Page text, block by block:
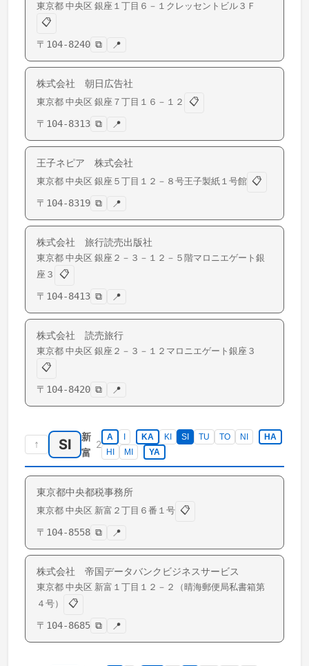
東京都 中央区 銀座 １丁目６－１クレッセントビル３Ｆ
📋
〒 104-8240 ⧉ 📍
株式会社 朝日広告社
東京都 中央区 銀座 ７丁目１６－１２
📋
〒 104-8313 ⧉ 📍
王子ネピア 株式会社
東京都 中央区 銀座 ５丁目１２－８号王子製紙１号館 📋
〒 104-8319 ⧉ 📍
株式会社 旅行読売出版社
東京都 中央区 銀座 ２－３－１２－５階マロニエゲート銀
座３
📋
〒 104-8413 ⧉ 📍
株式会社 読売旅行
東京都 中央区 銀座 ２－３－１２マロニエゲート銀座３
📋
〒 104-8420 ⧉ 📍
↑ SI
新
富
2
A KA KI SI TU TO NI
HA
HI
MI YA
東京都中央都税事務所
東京都 中央区 新富 ２丁目６番１号 📋
〒 104-8558 ⧉ 📍
株式会社 帝国データバンクビジネスサービス
東京都 中央区 新富 １丁目１２－２（晴海郵便局私書箱第
４号）
📋
〒 104-8685 ⧉ 📍